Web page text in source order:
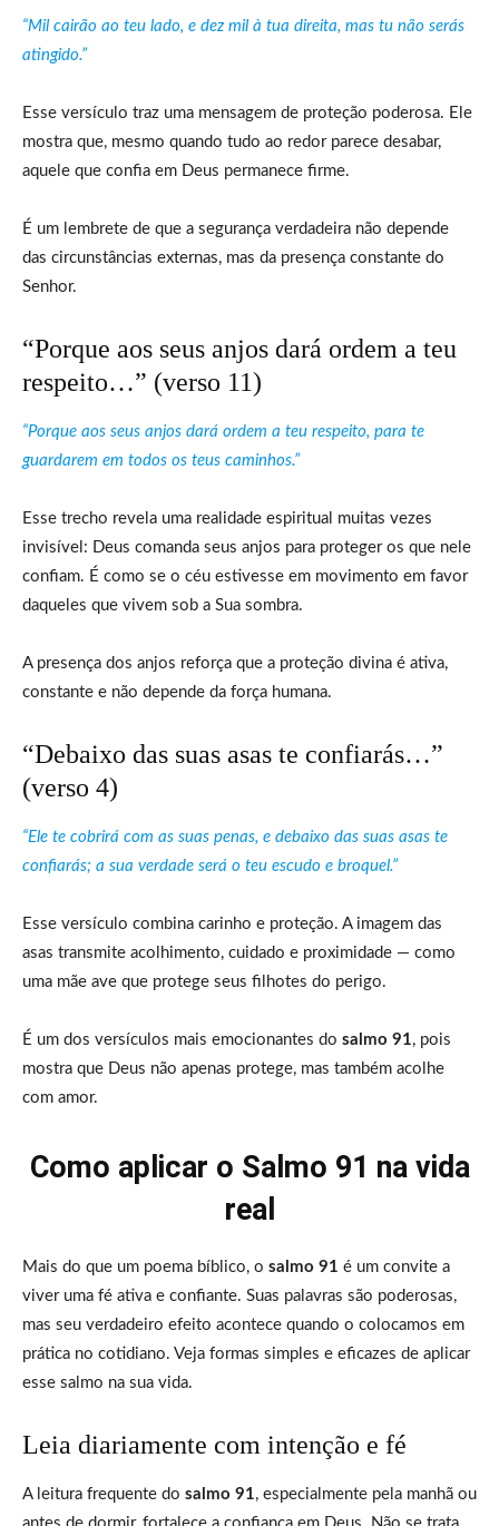
“Mil cairão ao teu lado, e dez mil à tua direita, mas tu não serás
atingido.”
Esse versículo traz uma mensagem de proteção poderosa. Ele
mostra que, mesmo quando tudo ao redor parece desabar,
aquele que confia em Deus permanece firme.
É um lembrete de que a segurança verdadeira não depende
das circunstâncias externas, mas da presença constante do
Senhor.
“Porque aos seus anjos dará ordem a teu
respeito…” (verso 11)
“Porque aos seus anjos dará ordem a teu respeito, para te
guardarem em todos os teus caminhos.”
Esse trecho revela uma realidade espiritual muitas vezes
invisível: Deus comanda seus anjos para proteger os que nele
confiam. É como se o céu estivesse em movimento em favor
daqueles que vivem sob a Sua sombra.
A presença dos anjos reforça que a proteção divina é ativa,
constante e não depende da força humana.
“Debaixo das suas asas te confiarás…”
(verso 4)
“Ele te cobrirá com as suas penas, e debaixo das suas asas te
confiarás; a sua verdade será o teu escudo e broquel.”
Esse versículo combina carinho e proteção. A imagem das
asas transmite acolhimento, cuidado e proximidade — como
uma mãe ave que protege seus filhotes do perigo.
É um dos versículos mais emocionantes do salmo 91, pois
mostra que Deus não apenas protege, mas também acolhe
com amor.
Como aplicar o Salmo 91 na vida
real
Mais do que um poema bíblico, o salmo 91 é um convite a
viver uma fé ativa e confiante. Suas palavras são poderosas,
mas seu verdadeiro efeito acontece quando o colocamos em
prática no cotidiano. Veja formas simples e eficazes de aplicar
esse salmo na sua vida.
Leia diariamente com intenção e fé
A leitura frequente do salmo 91, especialmente pela manhã ou